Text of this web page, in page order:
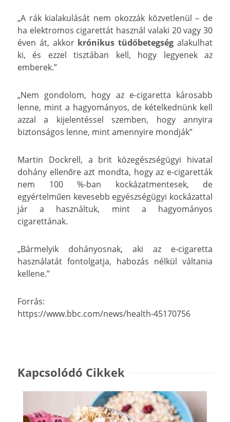
„A rák kialakulását nem okozzák közvetlenül – de
ha elektromos cigarettát használ valaki 20 vagy 30
éven át, akkor krónikus tüdőbetegség alakulhat
ki, és ezzel tisztában kell, hogy legyenek az
emberek.”
„Nem gondolom, hogy az e-cigaretta károsabb
lenne, mint a hagyományos, de kételkednünk kell
azzal a kijelentéssel szemben, hogy annyira
biztonságos lenne, mint amennyire mondják”
Martin Dockrell, a brit közegészségügyi hivatal
dohány ellenőre azt mondta, hogy az e-cigaretták
nem 100 %-ban kockázatmentesek, de
egyértelműen kevesebb egyészségügyi kockázattal
jár a használtuk, mint a hagyományos
cigarettának.
„Bármelyik dohányosnak, aki az e-cigaretta
használatát fontolgatja, habozás nélkül váltania
kellene.”
Forrás:
https://www.bbc.com/news/health-45170756
Kapcsolódó Cikkek